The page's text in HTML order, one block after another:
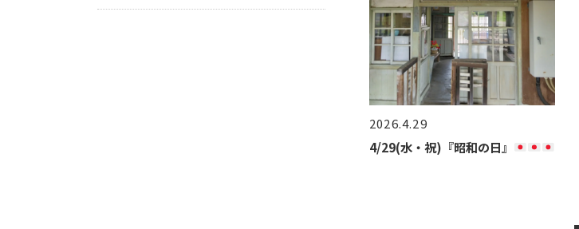
2026.4.29
4/29(水・祝)『昭和の日』